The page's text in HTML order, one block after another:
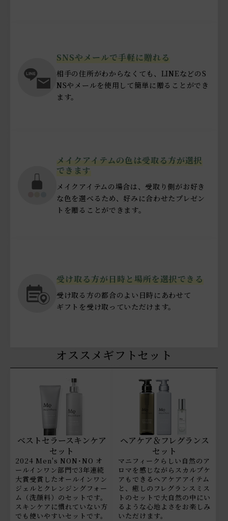
SNSやメールで手軽に贈れる
相手の住所がわからなくても、LINEなどのS
NSやメールを使用して簡単に贈ることができ
ます。
メイクアイテムの色は受取る方が選択
できます
メイクアイテムの場合は、受取り側がお好き
な色を選べるため、好みに合わせたプレゼン
トを贈ることができます。
受け取る方が日時と場所を選択できる
受け取る方の都合のよい日時にあわせて
ギフトを受け取っていただけます。
オススメギフトセット
ベストセラースキンケア
セット
2024 Men's NON･NO オ
ールインワン部門で3年連続
大賞受賞したオールインワン
ジェルとクレンジングフォー
ム（洗顔料）のセットです。
スキンケアに慣れていない方
でも使いやすいセットです。
ヘアケア＆フレグランス
セット
マニフィークらしい自然のア
ロマを感じながらスカルプケ
アもできるヘアケアアイテム
と、癒しのフレグランスミス
トのセットで大自然の中にい
るような心地よさをお楽しみ
いただけます。